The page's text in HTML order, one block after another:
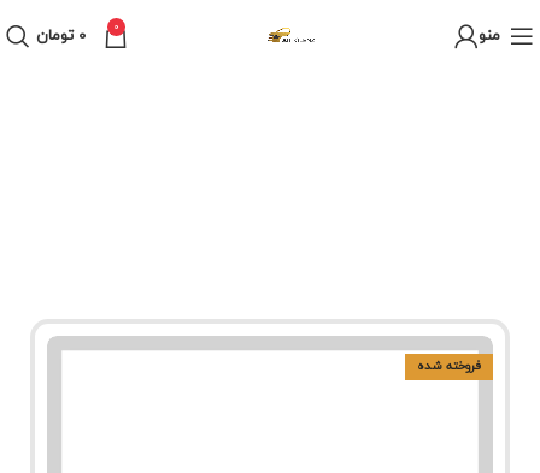
منو 0
0 تومان
فروخته شده